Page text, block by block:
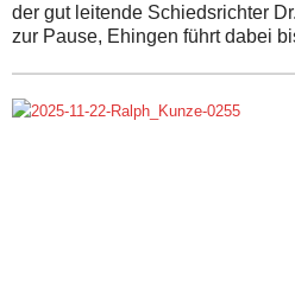
der gut leitende Schiedsrichter
zur Pause, Ehingen führt dabei